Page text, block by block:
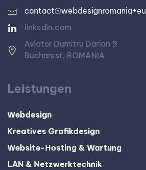
contact⦾webdesignromania•eu
linkedin.com
Aviator Dumitru Darian 9
Bucharest, ROMANIA
Leistungen
Webdesign
Kreatives Grafikdesign
Website-Hosting & Wartung
LAN & Netzwerktechnik